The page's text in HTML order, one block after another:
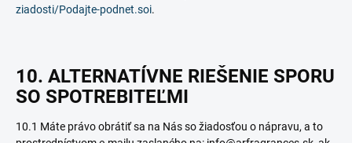
ziadosti/Podajte-podnet.soi.
10. ALTERNATÍVNE RIEŠENIE SPORU
SO SPOTREBITEĽMI
10.1 Máte právo obrátiť sa na Nás so žiadosťou o nápravu, a to